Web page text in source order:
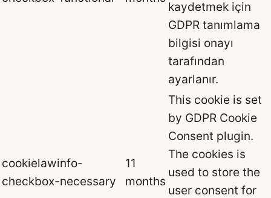
kaydetmek için
GDPR tanımlama
bilgisi onayı
tarafından
ayarlanır.
cookielawinfo-
checkbox-necessary
11
months
This cookie is set
by GDPR Cookie
Consent plugin.
The cookies is
used to store the
user consent for